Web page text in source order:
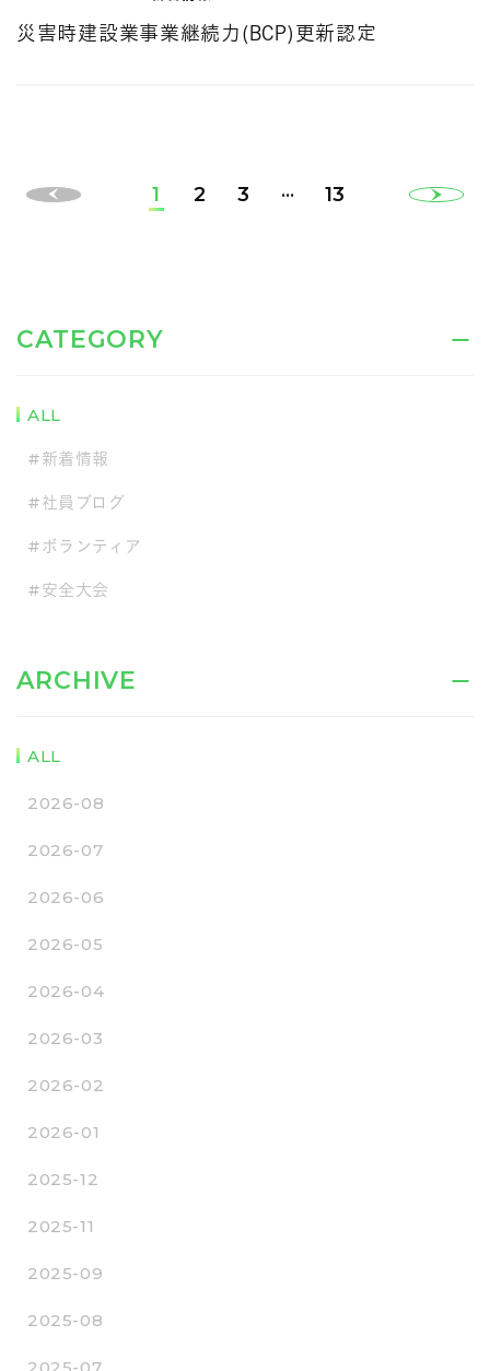
災害時建設業事業継続力(BCP)更新認定
1 2 3 … 13
CATEGORY
ALL
#新着情報
#社員ブログ
#ボランティア
#安全大会
ARCHIVE
ALL
2026-08
2026-07
2026-06
2026-05
2026-04
2026-03
2026-02
2026-01
2025-12
2025-11
2025-09
2025-08